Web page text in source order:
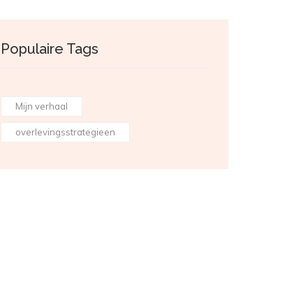
Populaire Tags
Mijn verhaal
overlevingsstrategieen